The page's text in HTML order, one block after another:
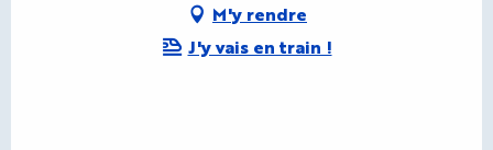
M'y rendre
J'y vais en train !